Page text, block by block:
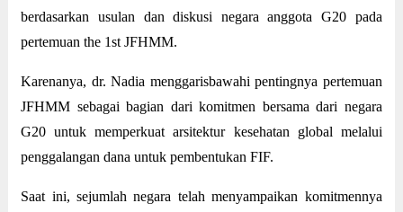
berdasarkan usulan dan diskusi negara anggota G20 pada
pertemuan the 1st JFHMM.
Karenanya, dr. Nadia menggarisbawahi pentingnya pertemuan
JFHMM sebagai bagian dari komitmen bersama dari negara
G20 untuk memperkuat arsitektur kesehatan global melalui
penggalangan dana untuk pembentukan FIF.
Saat ini, sejumlah negara telah menyampaikan komitmennya